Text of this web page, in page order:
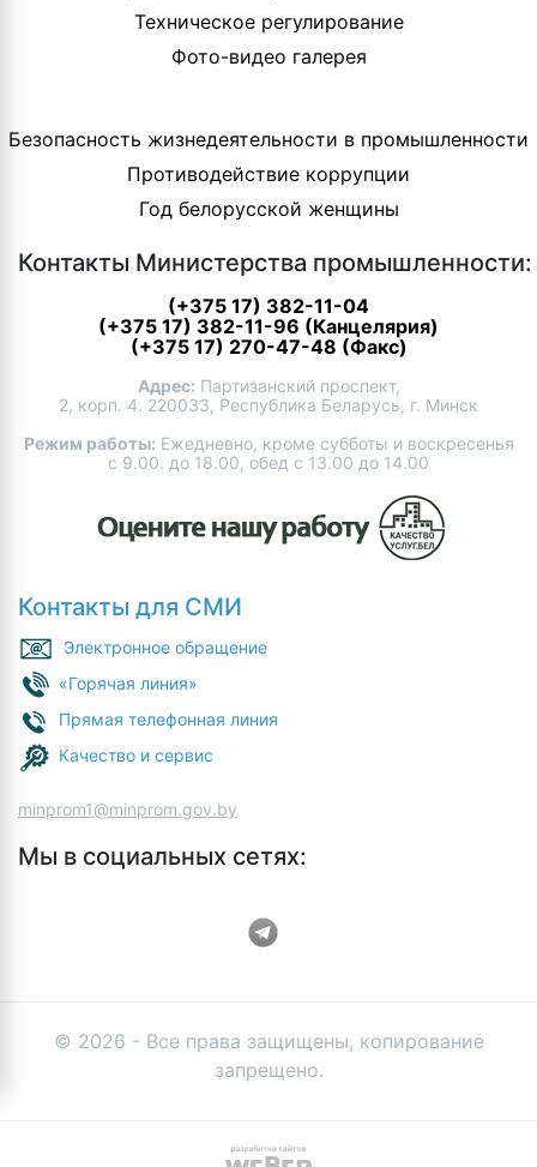
Техническое регулирование
Фото-видео галерея
Безопасность жизнедеятельности в промышленности
Противодействие коррупции
Год белорусской женщины
Контакты Министерства промышленности:
(+375 17) 382-11-04
(+375 17) 382-11-96 (Канцелярия)
(+375 17) 270-47-48 (Факс)
Адрес: Партизанский проспект,
2, корп. 4. 220033, Республика Беларусь, г. Минск
Режим работы: Ежедневно, кроме субботы и воскресенья
с 9.00. до 18.00, обед с 13.00 до 14.00
Контакты для СМИ
Электронное обращение
«Горячая линия»
Прямая телефонная линия
Качество и сервис
minprom1@minprom.gov.by
Мы в социальных сетях:
© 2026 - Все права защищены, копирование
запрещено.